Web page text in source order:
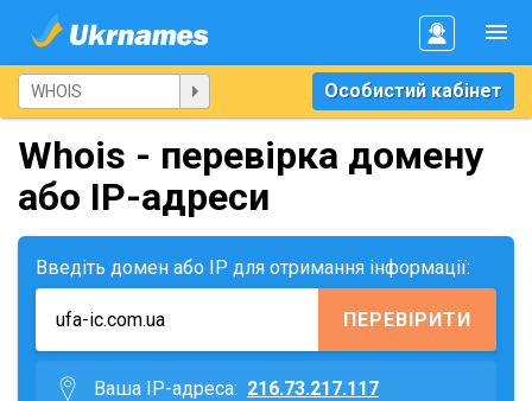
Особистий кабінет
Whois - перевірка домену
або IP-адреси
Введіть домен або IP для отримання інформації:
ПЕРЕВІРИТИ
Ваша IP-адреса: 216.73.217.117